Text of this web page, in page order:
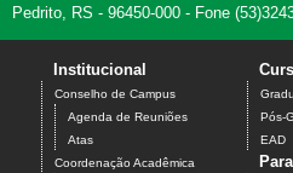
Pedrito, RS - 96450-000 - Fone
Institucional
Conselho de Campus
Agenda de Reuniões
Atas
Coordenação Acadêmica
Pós-
EAD